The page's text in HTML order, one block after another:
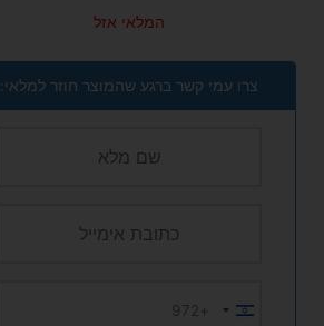
המלאי אזל
צרו עמי קשר ברגע שהמוצר חוזר למלאי:
Israel
+972